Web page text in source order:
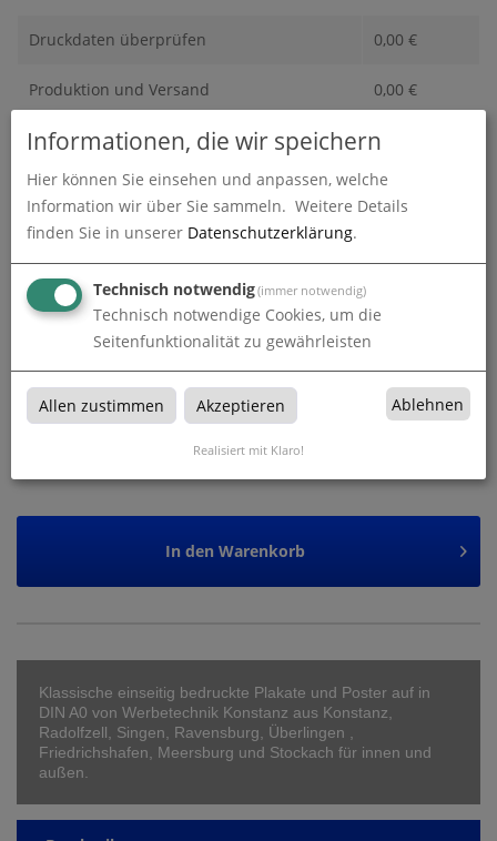
Druckdaten überprüfen 0,00 €
Produktion und Versand 0,00 €
Produktions- und Lieferzeit 0,00
Gesamtbetrag (netto) 26,61
zzgl. 19% MwSt.
Gesamtbetrag (brutto)
Datenupload (min. 0 / max. 10)
In den Warenkorb
Klassische einseitig bedruckte Plakate und Poster auf in
DIN A0 von Werbetechnik Konstanz aus Konstanz,
Radolfzell, Singen, Ravensburg, Überlingen ,
Friedrichshafen, Meersburg und Stockach für innen und
außen.
Informationen, die wir speichern
Hier können Sie einsehen und anpassen, welche
Information wir über Sie sammeln. Weitere Details
finden Sie in unserer Datenschutzerklärung.
Technisch notwendig(immer notwendig)
Technisch notwendige Cookies, um die
Seitenfunktionalität zu gewährleisten
Allen zustimmen Akzeptieren Ablehnen
Realisiert mit Klaro!